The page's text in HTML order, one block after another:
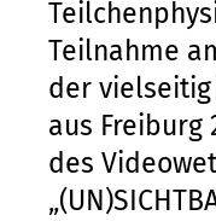
Teilnahme
der
aus Freiburg
des